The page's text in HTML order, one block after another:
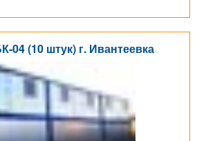
04 (10 штук) г. Ивантеевка